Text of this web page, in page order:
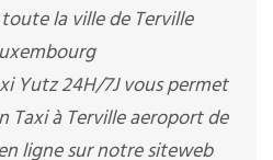
la ville de Terville
Yutz 24H/7J vous permet
Taxi à Terville aeroport de
ligne sur notre siteweb